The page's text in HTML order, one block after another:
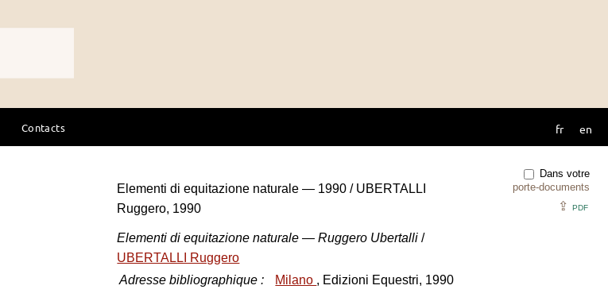
Contacts fr en
Dans votre
porte-documents
⇪ PDF
Elementi di equitazione naturale — 1990 / UBERTALLI
Ruggero, 1990
Elementi di equitazione naturale — Ruggero Ubertalli/
UBERTALLI Ruggero
Adresse bibliographique : Milano , Edizioni Equestri, 1990